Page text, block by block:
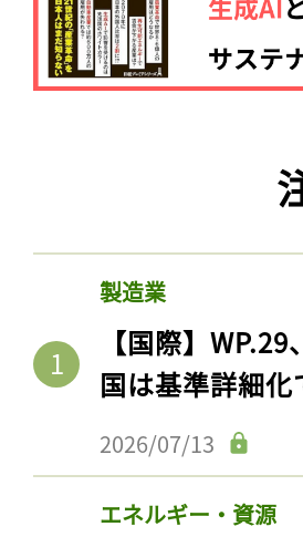
製造業
【国際】
国は基準詳細化
2026/07/13
エネルギー・資源